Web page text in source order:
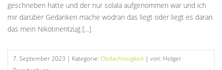
geschrieben hatte und der nur solala aufgenommen war und ich
mir darüber Gedanken mache wodran das liegt oder liegt es daran
das mein Nikotinentzug […]
7. September 2023 | Kategorie: Obdachlosigkeit | von: Holger